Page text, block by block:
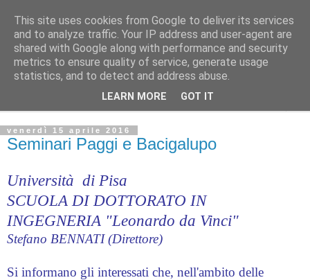
Dipartimento di Ingegneria Civile e Industriale :: Università
di Pisa :: Bacheca ufficiale
venerdì 15 aprile 2016
Seminari Paggi e Bacigalupo
Università di Pisa
SCUOLA DI DOTTORATO IN
INGEGNERIA "Leonardo da Vinci"
Stefano BENNATI (Direttore)
Si informano gli interessati che, nell'ambito delle
This site uses cookies from Google to deliver its services
and to analyze traffic. Your IP address and user-agent are
shared with Google along with performance and security
metrics to ensure quality of service, generate usage
statistics, and to detect and address abuse.
LEARN MORE GOT IT